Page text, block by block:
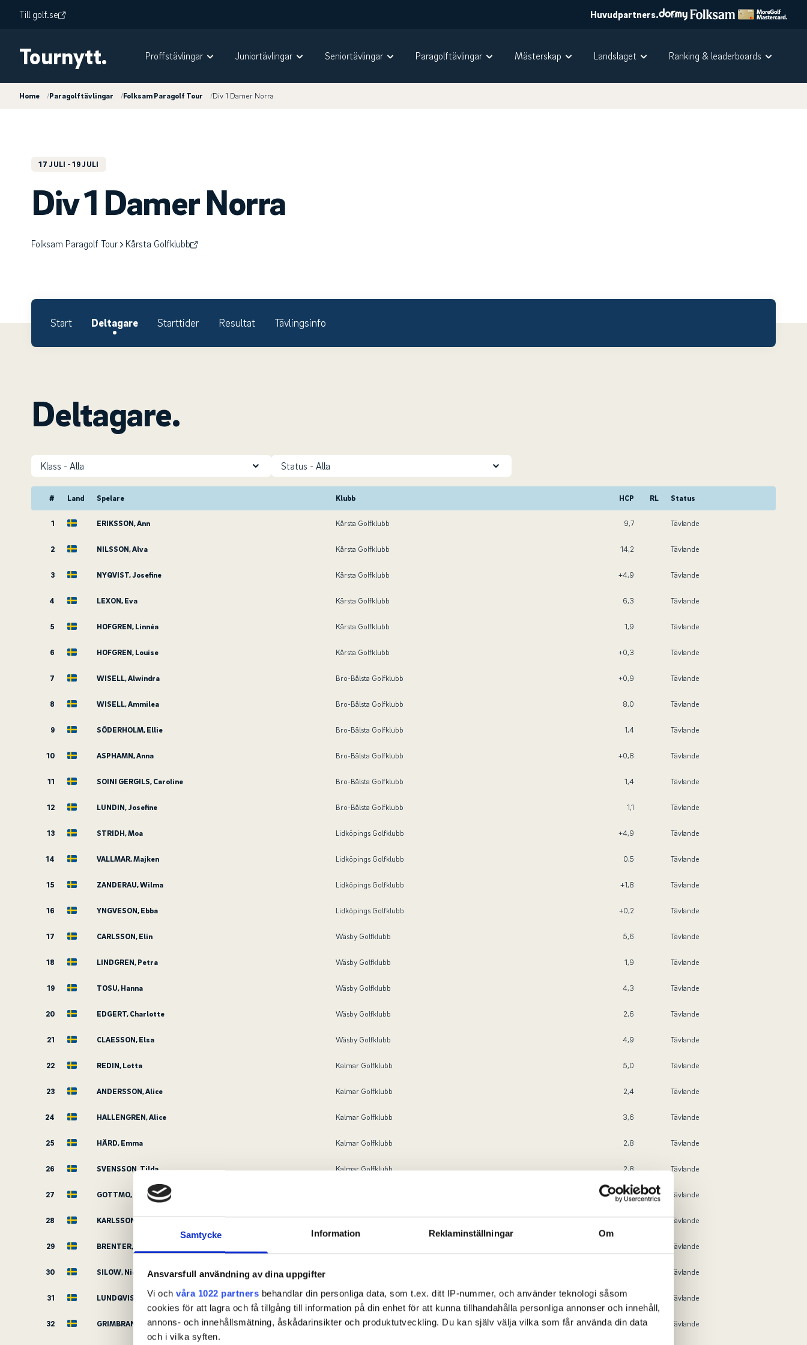
Samtycke Information Reklaminställningar Om
Ansvarsfull användning av dina uppgifter
Vi och våra 1022 partners behandlar din personliga data, som t.ex. ditt IP-nummer, och använder teknologi såsom
cookies för att lagra och få tillgång till information på din enhet för att kunna tillhandahålla personliga annonser och innehåll,
annons- och innehållsmätning, åskådarinsikter och produktutveckling. Du kan själv välja vilka som får använda din data
och i vilka syften.
Till golf.se Huvudpartners.
Tournytt. Proffstävlingar Juniortävlingar Seniortävlingar Paragolftävlingar Mästerskap Landslaget Ranking & leaderboards
Home /Paragolftävlingar /Folksam Paragolf Tour /Div 1 Damer Norra
17 JULI - 19 JULI
Div 1 Damer Norra
Folksam Paragolf Tour Kårsta Golfklubb
Start Deltagare Starttider Resultat Tävlingsinfo
Deltagare.
Klass Status
# Land Spelare Klubb HCP RL Status
1 ERIKSSON, Ann Kårsta Golfklubb 9,7 Tävlande
2 NILSSON, Alva Kårsta Golfklubb 14,2 Tävlande
3 NYQVIST, Josefine Kårsta Golfklubb +4,9 Tävlande
4 LEXON, Eva Kårsta Golfklubb 6,3 Tävlande
5 HOFGREN, Linnéa Kårsta Golfklubb 1,9 Tävlande
6 HOFGREN, Louise Kårsta Golfklubb +0,3 Tävlande
7 WISELL, Alwindra Bro-Bålsta Golfklubb +0,9 Tävlande
8 WISELL, Ammilea Bro-Bålsta Golfklubb 8,0 Tävlande
9 SÖDERHOLM, Ellie Bro-Bålsta Golfklubb 1,4 Tävlande
10 ASPHAMN, Anna Bro-Bålsta Golfklubb +0,8 Tävlande
11 SOINI GERGILS, Caroline Bro-Bålsta Golfklubb 1,4 Tävlande
12 LUNDIN, Josefine Bro-Bålsta Golfklubb 1,1 Tävlande
13 STRIDH, Moa Lidköpings Golfklubb +4,9 Tävlande
14 VALLMAR, Majken Lidköpings Golfklubb 0,5 Tävlande
15 ZANDERAU, Wilma Lidköpings Golfklubb +1,8 Tävlande
16 YNGVESON, Ebba Lidköpings Golfklubb +0,2 Tävlande
17 CARLSSON, Elin Wäsby Golfklubb 5,6 Tävlande
18 LINDGREN, Petra Wäsby Golfklubb 1,9 Tävlande
19 TOSU, Hanna Wäsby Golfklubb 4,3 Tävlande
20 EDGERT, Charlotte Wäsby Golfklubb 2,6 Tävlande
21 CLAESSON, Elsa Wäsby Golfklubb 4,9 Tävlande
22 REDIN, Lotta Kalmar Golfklubb 5,0 Tävlande
23 ANDERSSON, Alice Kalmar Golfklubb 2,4 Tävlande
24 HALLENGREN, Alice Kalmar Golfklubb 3,6 Tävlande
25 HÄRD, Emma Kalmar Golfklubb 2,8 Tävlande
26 SVENSSON, Tilda Kalmar Golfklubb 2,8 Tävlande
27 GOTTMO, Åsa 1,5 Tävlande
28 KARLSSON, Linnea Haninge Golfklubb 2,2 Tävlande
29 BRENTER, Edith Tävlande
30 SILOW, Nico Tävlande
31 LUNDQVIST, Ebba Haninge Golfklubb +4,6 Tävlande
32 GRIMBRANDT, Izabella Haninge Golfklubb +3,1 Tävlande